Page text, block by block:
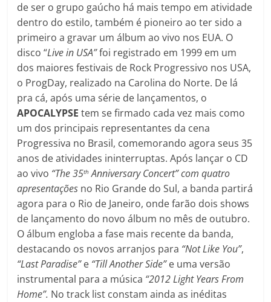
de ser o grupo gaúcho há mais tempo em atividade
dentro do estilo, também é pioneiro ao ter sido a
primeiro a gravar um álbum ao vivo nos EUA. O
disco “Live in USA”foi registrado em 1999 em um
dos maiores festivais de Rock Progressivo nos USA,
o ProgDay, realizado na Carolina do Norte. De lá
pra cá, após uma série de lançamentos, o
APOCALYPSEtem se firmado cada vez mais como
um dos principais representantes da cena
Progressiva no Brasil, comemorando agora seus 35
anos de atividades ininterruptas. Após lançar o CD
ao vivo “The 35th Anniversary Concert” com quatro
apresentações no Rio Grande do Sul, a banda partirá
agora para o Rio de Janeiro, onde farão dois shows
de lançamento do novo álbum no mês de outubro.
O álbum engloba a fase mais recente da banda,
destacando os novos arranjos para “Not Like You”,
“Last Paradise”e “Till Another Side”e uma versão
instrumental para a música “2012 Light Years From
Home”. No track list constam ainda as inéditas